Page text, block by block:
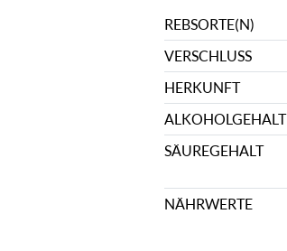
REBSORTE(N)
VERSCHLUSS
HERKUNFT
ALKOHOLGEHALT
SÄUREGEHALT
NÄHRWERTE